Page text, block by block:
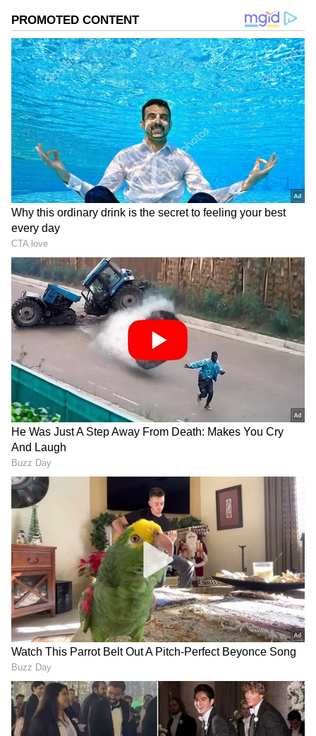
ಪರಿಣಾಮ ಬೀರುತ್ತದೆ. ದೃಕ್ ಪಂಚಾಂಗದ ಪ್ರಕಾರ, ಮಂಗಳ
ಗ್ರಹವು ಮೇ 11 ರಂದು ಮೇಷ ರಾಶಿಗೆ ಸಾಗುತ್ತದೆ ಮತ್ತು ಮೇ
14, 2026 ರಂದು ಮಿಥುನ ರಾಶಿಗೆ ಸಾಗುತ್ತದೆ. ಹೀಗಾಗಿ ಎಲ್ಲಾ
ರಾಶಿಚಕ್ರ ಚಿಹ್ನೆಗಳು ಧನಾತ್ಮಕ ಮತ್ತು ಋಣಾತ್ಮಕ
ಪರಿಣಾಮಗಳನ್ನು ಅನುಭವಿಸುತ್ತವೆ.
ಸಮಗ್ರ ಸುದ್ದಿ ಮೂಲವನ್ನಾಗಿ asianet suvarna news ಅನ್ನು
ಆಯ್ಕೆ ಮಾಡಿಕೊಳ್ಳಿ
2
6
Image Credit :Asianet News
ವೃಷಭ ರಾಶಿ
ಯುವಜನರು ಉತ್ತಮ ಪರೀಕ್ಷೆಯ ಅಂಕಗಳಿಂದ
ಸಂತೋಷಪಡುತ್ತಾರೆ. ಉದ್ಯೋಗದಲ್ಲಿರುವವರಿಗೆ ಈ ಬಾರಿ
ಉತ್ತಮ ವೇತನ ಹೆಚ್ಚಳ ಸಿಗಬಹುದು. ಇದಲ್ಲದೆ, ಈ
ಸಮಯದಲ್ಲಿ ಎಲ್ಲಾ ವಯಸ್ಸಿನ ಜನರಿಗೆ ಕೌಟುಂಬಿಕ
ಪರಿಸ್ಥಿತಿಗಳು ಉತ್ತಮವಾಗಿರುತ್ತವೆ.